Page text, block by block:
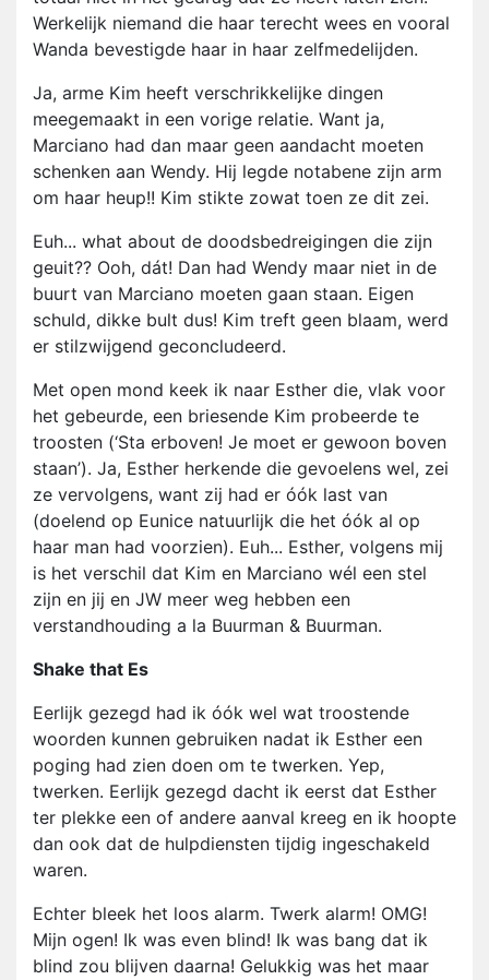
Werkelijk niemand die haar terecht wees en vooral
Wanda bevestigde haar in haar zelfmedelijden.
Ja, arme Kim heeft verschrikkelijke dingen
meegemaakt in een vorige relatie. Want ja,
Marciano had dan maar geen aandacht moeten
schenken aan Wendy. Hij legde notabene zijn arm
om haar heup!! Kim stikte zowat toen ze dit zei.
Euh... what about de doodsbedreigingen die zijn
geuit?? Ooh, dát! Dan had Wendy maar niet in de
buurt van Marciano moeten gaan staan. Eigen
schuld, dikke bult dus! Kim treft geen blaam, werd
er stilzwijgend geconcludeerd.
Met open mond keek ik naar Esther die, vlak voor
het gebeurde, een briesende Kim probeerde te
troosten (‘Sta erboven! Je moet er gewoon boven
staan’). Ja, Esther herkende die gevoelens wel, zei
ze vervolgens, want zij had er óók last van
(doelend op Eunice natuurlijk die het óók al op
haar man had voorzien). Euh... Esther, volgens mij
is het verschil dat Kim en Marciano wél een stel
zijn en jij en JW meer weg hebben een
verstandhouding a la Buurman & Buurman.
Shake that Es
Eerlijk gezegd had ik óók wel wat troostende
woorden kunnen gebruiken nadat ik Esther een
poging had zien doen om te twerken. Yep,
twerken. Eerlijk gezegd dacht ik eerst dat Esther
ter plekke een of andere aanval kreeg en ik hoopte
dan ook dat de hulpdiensten tijdig ingeschakeld
waren.
Echter bleek het loos alarm. Twerk alarm! OMG!
Mijn ogen! Ik was even blind! Ik was bang dat ik
blind zou blijven daarna! Gelukkig was het maar